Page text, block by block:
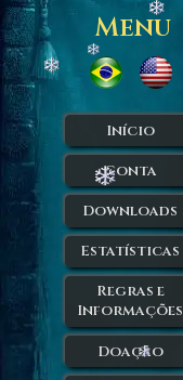
Menu
Início
Conta
Downloads
Estatísticas
Regras e
Informações
Doação